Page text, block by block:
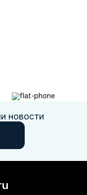
новости